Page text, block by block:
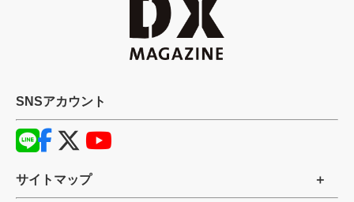
SNSアカウント
サイトマップ